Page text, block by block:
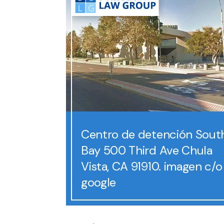
Centro de detención
Bay 500 Third Ave Chula
Vista, CA 91910. imagen c/o
google